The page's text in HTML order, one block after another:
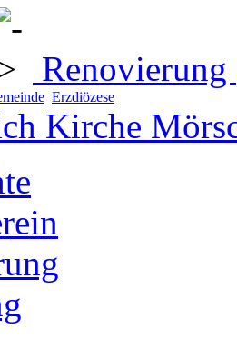
Renovierung
Erzdiözese
Kirche